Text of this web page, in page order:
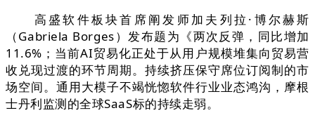
高盛软件板块首席阐发师加夫列拉·博尔赫斯
（Gabriela Borges）发布题为《两次反弹，同比增加
11.6%；当前AI贸易化正处于从用户规模堆集向贸易营
收兑现过渡的环节周期。持续挤压保守席位订阅制的市
场空间。通用大模子不竭恍惚软件行业业态鸿沟，摩根
士丹利监测的全球SaaS标的持续走弱。